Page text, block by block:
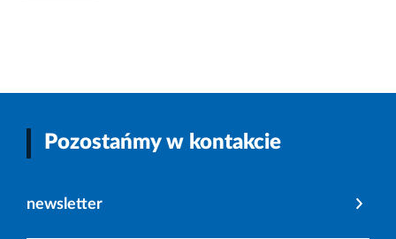
Pozostańmy w kontakcie
newsletter